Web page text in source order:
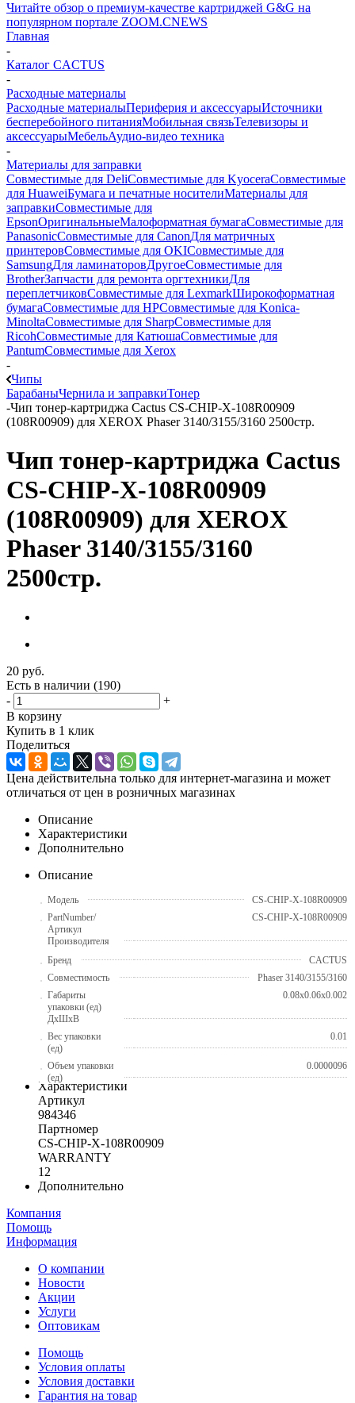
Читайте обзор о премиум-качестве картриджей G&G на
популярном портале ZOOM.CNEWS
Главная
-
Каталог CACTUS
-
Расходные материалы
Расходные материалыПериферия и аксессуарыИсточники
бесперебойного питанияМобильная связьТелевизоры и
аксессуарыМебельАудио-видео техника
-
Материалы для заправки
Совместимые для DeliСовместимые для KyoceraСовместимые
для HuaweiБумага и печатные носителиМатериалы для
заправкиСовместимые для
EpsonОригинальныеМалоформатная бумагаСовместимые для
PanasonicСовместимые для CanonДля матричных
принтеровСовместимые для OKIСовместимые для
SamsungДля ламинаторовДругоеСовместимые для
BrotherЗапчасти для ремонта оргтехникиДля
переплетчиковСовместимые для LexmarkШирокоформатная
бумагаСовместимые для HPСовместимые для Konica-
MinoltaСовместимые для SharpСовместимые для
RicohСовместимые для КатюшаСовместимые для
PantumСовместимые для Xerox
-
Чипы
БарабаныЧернила и заправкиТонер
-Чип тонер-картриджа Cactus CS-CHIP-X-108R00909
(108R00909) для XEROX Phaser 3140/3155/3160 2500стр.
Чип тонер-картриджа Cactus
CS-CHIP-X-108R00909
(108R00909) для XEROX
Phaser 3140/3155/3160
2500стр.
20 руб.
Есть в наличии (190)
-
+
В корзину
Купить в 1 клик
Поделиться
Цена действительна только для интернет-магазина и может
отличаться от цен в розничных магазинах
Описание
Характеристики
Дополнительно
Описание
Модель
CS-CHIP-X-108R00909
PartNumber/
Артикул
Производителя
CS-CHIP-X-108R00909
Бренд
CACTUS
Совместимость
Phaser 3140/3155/3160
Габариты
упаковки (ед)
ДхШхВ
0.08x0.06x0.002
Вес упаковки
(ед)
0.01
Объем упаковки
(ед)
0.0000096
Характеристики
Артикул
984346
Партномер
CS-CHIP-X-108R00909
WARRANTY
12
Дополнительно
Компания
Помощь
Информация
О компании
Новости
Акции
Услуги
Оптовикам
Помощь
Условия оплаты
Условия доставки
Гарантия на товар